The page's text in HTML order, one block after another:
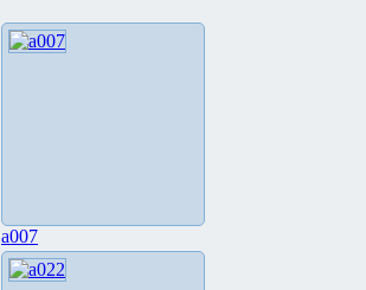
a007